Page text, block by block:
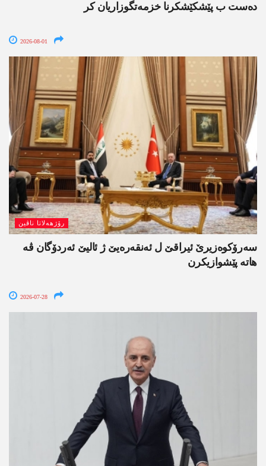
دەست ب پێشکێشکرنا خزمەتگوزاریان کر
2026-08-01
رۆژھەلاتا ناڤین
سەرۆکوەزیرێ ئیراقێ ل ئەنقەرەیێ ژ ئالیێ ئەردۆگان ڤە
ھاتە پێشوازیکرن
2026-07-28